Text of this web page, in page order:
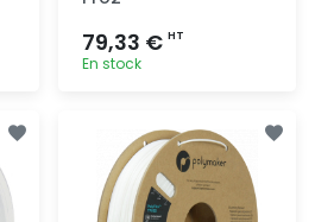
79,33 € HT
En stock
rapide